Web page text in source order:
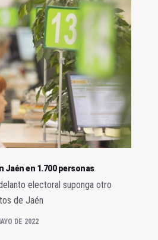
Jaén en 1.700 personas
electoral suponga otro
de Jaén
DE 2022